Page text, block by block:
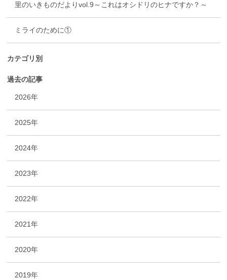
里のいきものだよりvol.9～これはオシドリのヒナですか？～
ミライのために①
カテゴリ別
過去の記事
2026年
2025年
2024年
2023年
2022年
2021年
2020年
2019年